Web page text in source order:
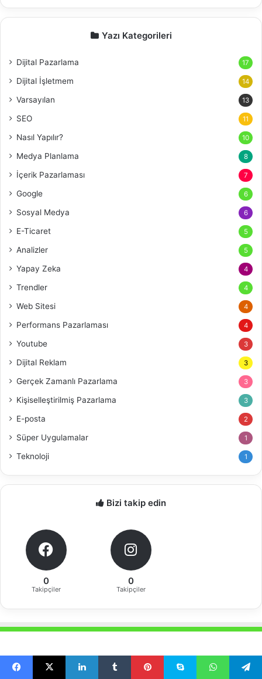
Yazı Kategorileri
Dijital Pazarlama 17
Dijital İşletmem 14
Varsayılan 13
SEO 11
Nasıl Yapılır? 10
Medya Planlama 8
İçerik Pazarlaması 7
Google 6
Sosyal Medya 6
E-Ticaret 5
Analizler 5
Yapay Zeka 4
Trendler 4
Web Sitesi 4
Performans Pazarlaması 4
Youtube 3
Dijital Reklam 3
Gerçek Zamanlı Pazarlama 3
Kişiselleştirilmiş Pazarlama 3
E-posta 2
Süper Uygulamalar 1
Teknoloji 1
Bizi takip edin
0
Takipçiler
0
Takipçiler